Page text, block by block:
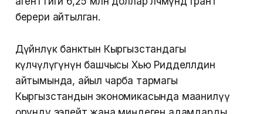
берери айтылган.
Дүйнөлүк банктын Кыргызстандагы
өкүлчүлүгүнүн башчысы Хью Ридделлдин
айтымында, айыл чарба тармагы
Кыргызстандын экономикасында маанилүү